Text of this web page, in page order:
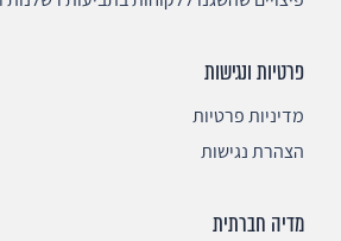
פרטיות ונגישות
מדיניות פרטיות
הצהרת נגישות
מדיה חברתית